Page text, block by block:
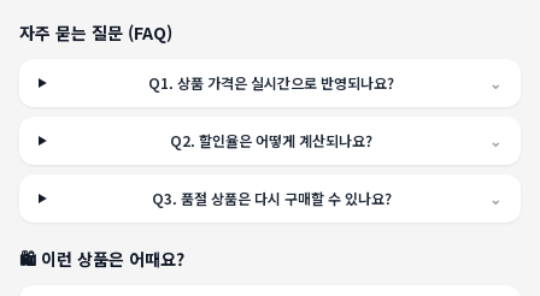
자주 묻는 질문 (FAQ)
Q1.상품 가격은 실시간으로 반영되나요? ⌄
Q2.할인율은 어떻게 계산되나요? ⌄
Q3. 품절 상품은 다시 구매할 수 있나요? ⌄
🛍️ 이런 상품은 어때요?